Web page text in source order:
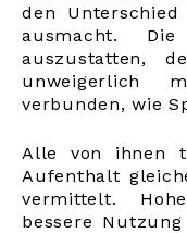
den
ausmacht.
auszustatten,
unweigerlich
verbunden, wie
Alle von ihnen
Aufenthalt
vermittelt.
bessere